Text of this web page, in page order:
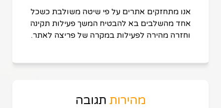
אנו מתחזקים אתרים על פי שיטה משולבת כשכל
אחד מהשלבים בא להבטיח המשך פעילות תקינה
וחזרה מהירה לפעילות במקרה של פריצה לאתר.
מהירות תגובה